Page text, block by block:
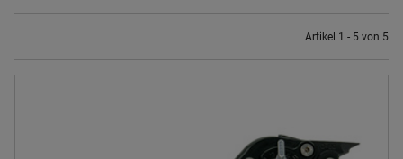
Artikel 1 - 5 von 5